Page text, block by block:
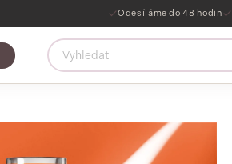
Odesíláme do 48 hodin